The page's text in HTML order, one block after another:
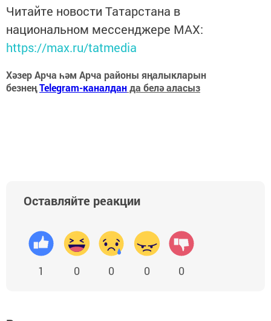
Читайте новости Татарстана в
национальном мессенджере MАХ:
https://max.ru/tatmedia
Хәзер Арча һәм Арча районы яңалыкларын
безнеңTelegram-каналданда белә аласыз
Оставляйте реакции
1 0 0 0 0